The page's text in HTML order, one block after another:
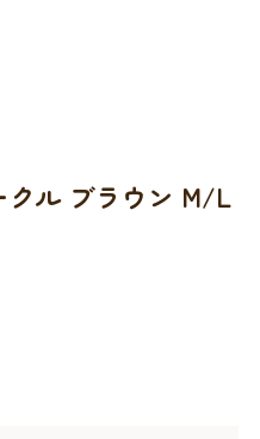
クル ブラウン M/L